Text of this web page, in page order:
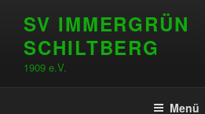
Inhalt
springen
SV IMMERGRÜN
SCHILTBERG
1909 e.V.
Menü